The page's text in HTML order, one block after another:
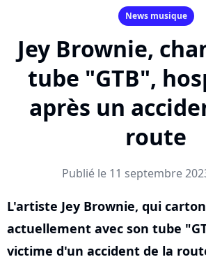
News musique
Jey Brownie,
tube "GTB",
après un
route
Publié le 11 septembre
L'artiste Jey Brownie, qui
actuellement avec son tube
victime d'un accident de la